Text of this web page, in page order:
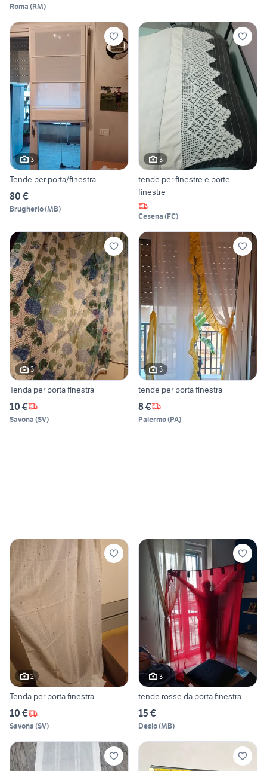
Roma (RM)
3
Tende per porta/finestra
80 €
Brugherio(MB)
3
tende per finestre e porte
finestre
Cesena (FC)
3
Tenda per porta finestra
10 €
Savona (SV)
3
tende per porta finestra
8 €
Palermo(PA)
2
Tenda per porta finestra
10 €
Savona (SV)
3
tende rosse da porta finestra
15 €
Desio(MB)